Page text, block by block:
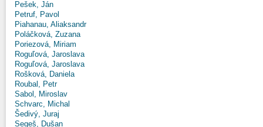
Pešek, Ján
Petruf, Pavol
Piahanau, Aliaksandr
Poláčková, Zuzana
Poriezová, Miriam
Roguľová, Jaroslava
Roguľová, Jaroslava
Rošková, Daniela
Roubal, Petr
Sabol, Miroslav
Schvarc, Michal
Šedivý, Juraj
Segeš, Dušan